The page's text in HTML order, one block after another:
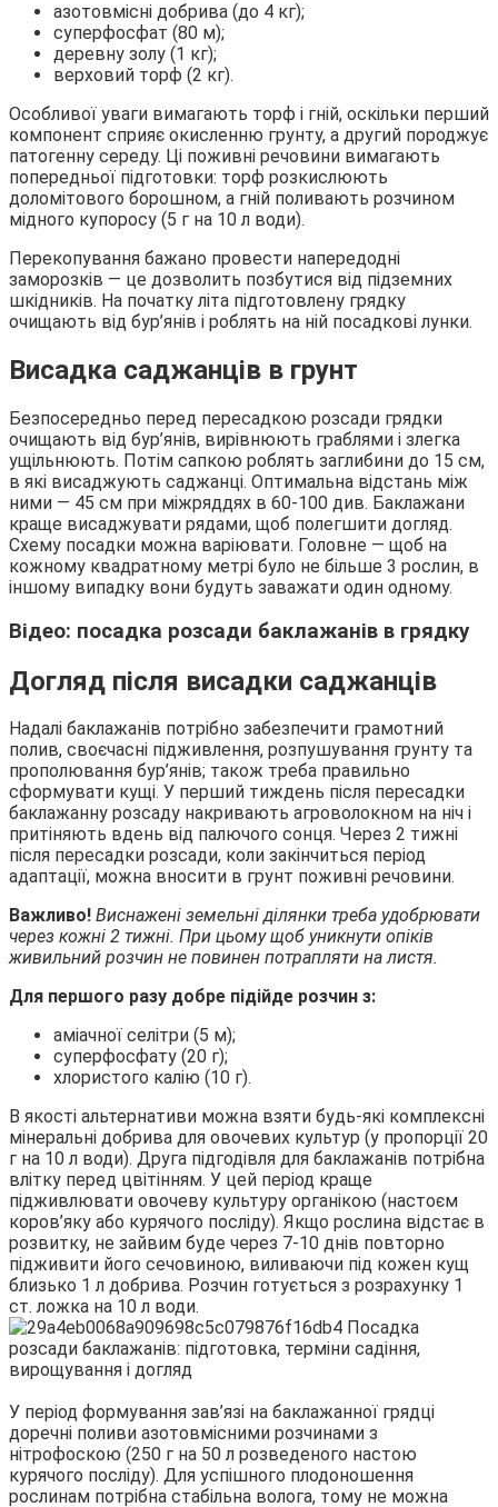
азотовмісні добрива (до 4 кг);
суперфосфат (80 м);
деревну золу (1 кг);
верховий торф (2 кг).
Особливої уваги вимагають торф і гній, оскільки перший
компонент сприяє окисленню грунту, а другий породжує
патогенну середу. Ці поживні речовини вимагають
попередньої підготовки: торф розкислюють
доломітового борошном, а гній поливають розчином
мідного купоросу (5 г на 10 л води).
Перекопування бажано провести напередодні
заморозків — це дозволить позбутися від підземних
шкідників. На початку літа підготовлену грядку
очищають від бур’янів і роблять на ній посадкові лунки.
Висадка саджанців в грунт
Безпосередньо перед пересадкою розсади грядки
очищають від бур’янів, вирівнюють граблями і злегка
ущільнюють. Потім сапкою роблять заглибини до 15 см,
в які висаджують саджанці. Оптимальна відстань між
ними — 45 см при міжряддях в 60-100 див. Баклажани
краще висаджувати рядами, щоб полегшити догляд.
Схему посадки можна варіювати. Головне — щоб на
кожному квадратному метрі було не більше 3 рослин, в
іншому випадку вони будуть заважати один одному.
Відео: посадка розсади баклажанів в грядку
Догляд після висадки саджанців
Надалі баклажанів потрібно забезпечити грамотний
полив, своєчасні підживлення, розпушування грунту та
прополювання бур’янів; також треба правильно
сформувати кущі. У перший тиждень після пересадки
баклажанну розсаду накривають агроволокном на ніч і
притіняють вдень від палючого сонця. Через 2 тижні
після пересадки розсади, коли закінчиться період
адаптації, можна вносити в грунт поживні речовини.
Важливо! Виснажені земельні ділянки треба удобрювати
через кожні 2 тижні. При цьому щоб уникнути опіків
живильний розчин не повинен потрапляти на листя.
Для першого разу добре підійде розчин з:
аміачної селітри (5 м);
суперфосфату (20 г);
хлористого калію (10 г).
В якості альтернативи можна взяти будь-які комплексні
мінеральні добрива для овочевих культур (у пропорції 20
г на 10 л води). Друга підгодівля для баклажанів потрібна
влітку перед цвітінням. У цей період краще
підживлювати овочеву культуру органікою (настоєм
коров’яку або курячого посліду). Якщо рослина відстає в
розвитку, не зайвим буде через 7-10 днів повторно
підживити його сечовиною, виливаючи під кожен кущ
близько 1 л добрива. Розчин готується з розрахунку 1
ст. ложка на 10 л води.
У період формування зав’язі на баклажанної грядці
доречні поливи азотовмісними розчинами з
нітрофоскою (250 г на 50 л розведеного настою
курячого посліду). Для успішного плодоношення
рослинам потрібна стабільна волога, тому не можна